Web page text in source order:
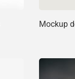
Mockup